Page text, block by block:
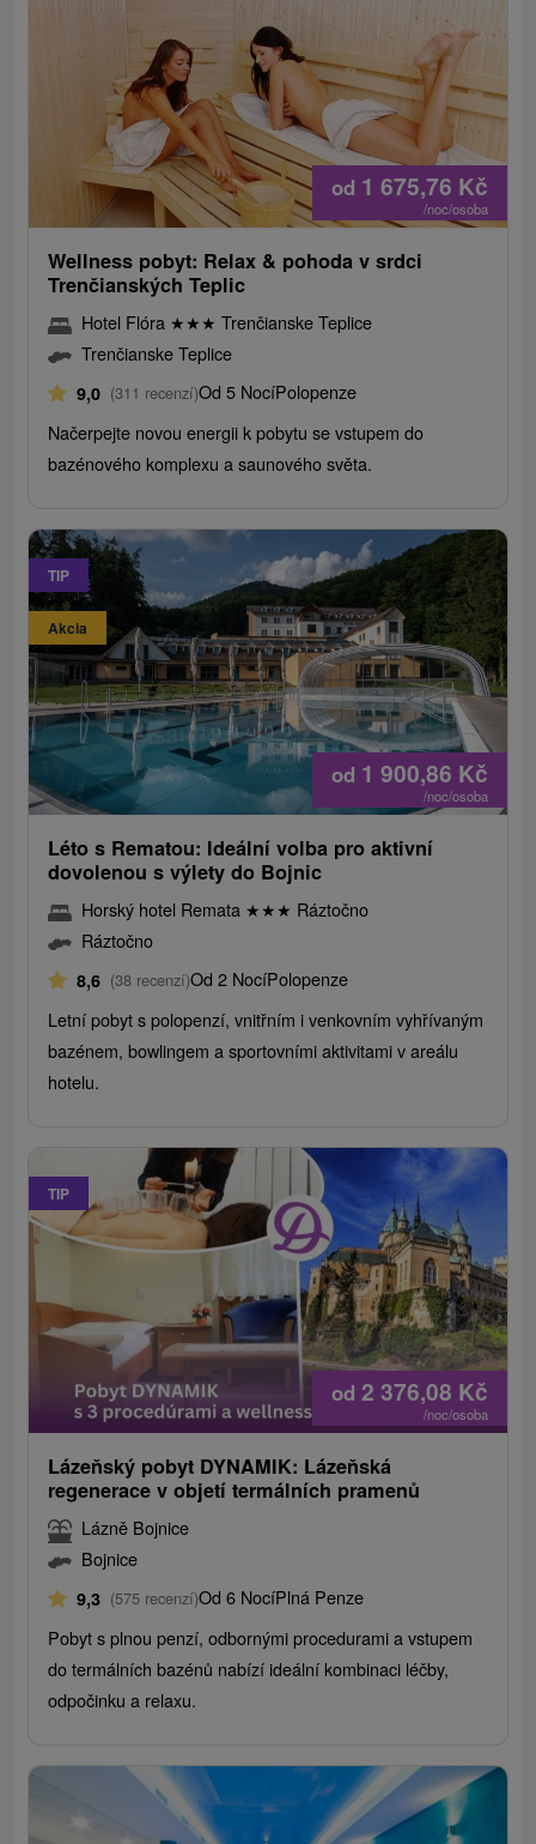
od 1 675,76 Kč
/noc/osoba
Wellness pobyt: Relax & pohoda v srdci
Trenčianských Teplic
Hotel Flóra ★★★ Trenčianske Teplice
Trenčianske Teplice
9,0 (311 recenzí)Od 5 NocíPolopenze
Načerpejte novou energii k pobytu se vstupem do
bazénového komplexu a saunového světa.
TIP
Akcia
od 1 900,86 Kč
/noc/osoba
Léto s Rematou: Ideální volba pro aktivní
dovolenou s výlety do Bojnic
Horský hotel Remata ★★★ Ráztočno
Ráztočno
8,6 (38 recenzí)Od 2 NocíPolopenze
Letní pobyt s polopenzí, vnitřním i venkovním vyhřívaným
bazénem, ​​bowlingem a sportovními aktivitami v areálu
hotelu.
TIP
od 2 376,08 Kč
/noc/osoba
Lázeňský pobyt DYNAMIK: Lázeňská
regenerace v objetí termálních pramenů
Lázně Bojnice
Bojnice
9,3 (575 recenzí)Od 6 NocíPlná Penze
Pobyt s plnou penzí, odbornými procedurami a vstupem
do termálních bazénů nabízí ideální kombinaci léčby,
odpočinku a relaxu.